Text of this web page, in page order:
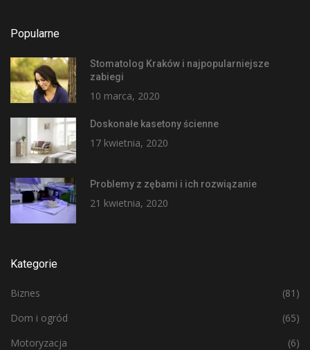
Popularne
Stomatolog Kraków i najpopularniejsze
zabiegi
10 marca, 2020
Doskonałe kasetony ścienne
17 kwietnia, 2020
Problemy z zębami i ich rozwiązanie
21 kwietnia, 2020
Kategorie
Biznes
(81)
Dom i ogród
(65)
Motoryzacja
(6)